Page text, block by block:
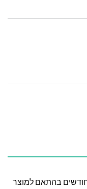
לה גן מעניקה אחריות בין 12 – 36 חודשים בהתאם למוצר